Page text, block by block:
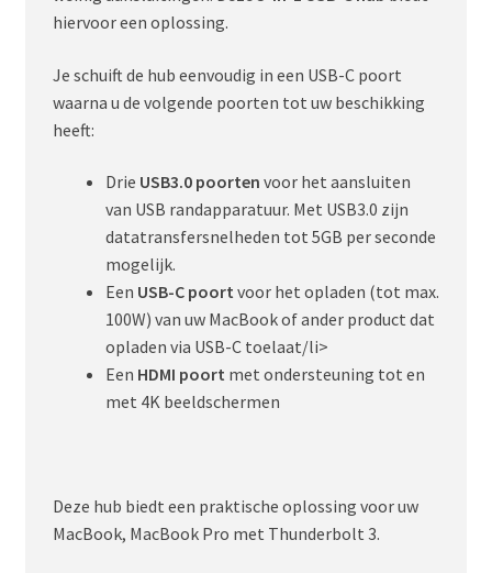
hiervoor een oplossing.
Je schuift de hub eenvoudig in een USB-C poort
waarna u de volgende poorten tot uw beschikking
heeft:
Drie USB3.0 poorten voor het aansluiten
van USB randapparatuur. Met USB3.0 zijn
datatransfersnelheden tot 5GB per seconde
mogelijk.
Een USB-C poort voor het opladen (tot max.
100W) van uw MacBook of ander product dat
opladen via USB-C toelaat/li>
Een HDMI poort met ondersteuning tot en
met 4K beeldschermen
Deze hub biedt een praktische oplossing voor uw
MacBook, MacBook Pro met Thunderbolt 3.